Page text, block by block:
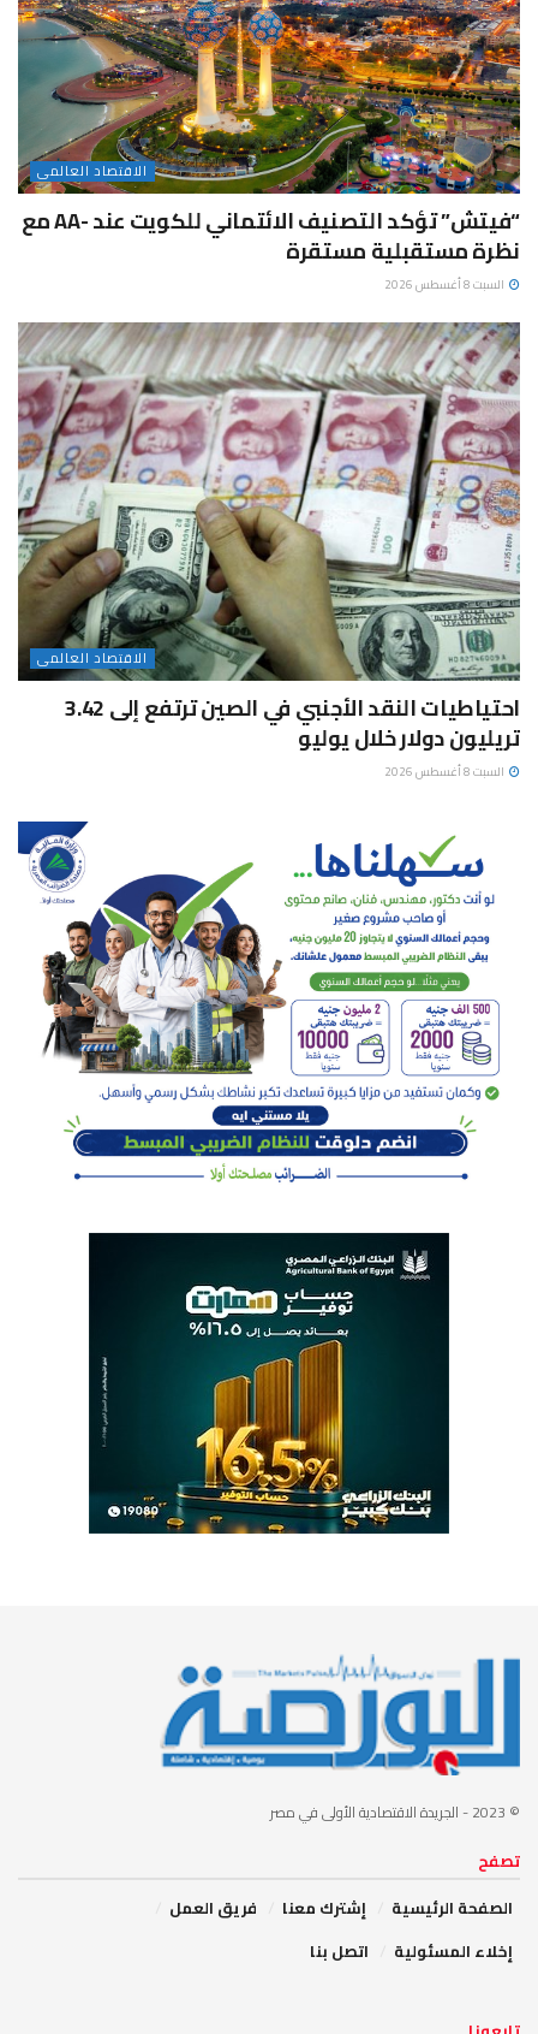
الاقتصاد العالمى
“فيتش” تؤكد التصنيف الائتماني للكويت عند -AA مع
نظرة مستقبلية مستقرة
السبت 8 أغسطس 2026
الاقتصاد العالمى
احتياطيات النقد الأجنبي في الصين ترتفع إلى 3.42
تريليون دولار خلال يوليو
السبت 8 أغسطس 2026
© 2023 - الجريدة الاقتصادية الأولى في مصر
تصفح
الصفحة الرئيسية
إشترك معنا
فريق العمل
إخلاء المسئولية
اتصل بنا